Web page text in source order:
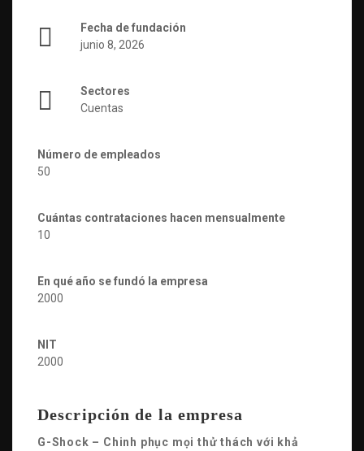
Fecha de fundación
junio 8, 2026
Sectores
Cuentas
Número de empleados
50
Cuántas contrataciones hacen mensualmente
10
En qué año se fundó la empresa
2000
NIT
2000
Descripción de la empresa
G-Shock – Chinh phục mọi thử thách với khả